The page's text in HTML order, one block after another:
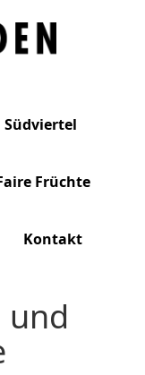
Südviertel
Früchte
Kontakt
und